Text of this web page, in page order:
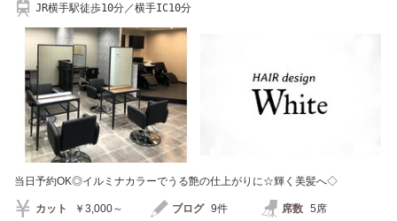
JR横手駅徒歩10分／横手IC10分
当日予約OK◎イルミナカラーでうる艶の仕上がりに☆輝く美髪へ◇
カット ￥3,000～ ブログ 9件 席数 5席